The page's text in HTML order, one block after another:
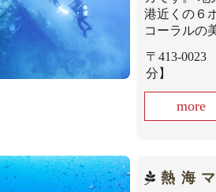
港近くの６
コーラルの
〒413-
分】
more
熱海